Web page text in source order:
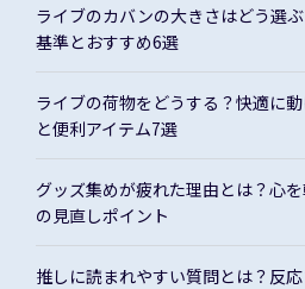
ライブのカバンの大きさはどう選
基準とおすすめ6選
ライブの荷物をどうする？快適に
と便利アイテム7選
グッズ集めが疲れた理由とは？心
の見直しポイント
推しに読まれやすい質問とは？反応